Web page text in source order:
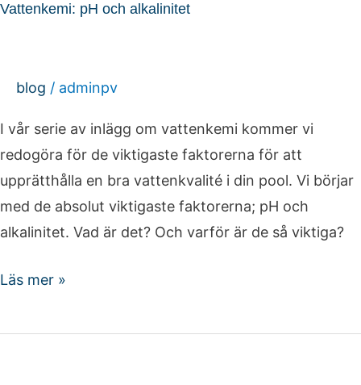
Vattenkemi: pH och alkalinitet
blog / adminpv
I vår serie av inlägg om vattenkemi kommer vi
redogöra för de viktigaste faktorerna för att
upprätthålla en bra vattenkvalité i din pool. Vi börjar
med de absolut viktigaste faktorerna; pH och
alkalinitet. Vad är det? Och varför är de så viktiga?
och
Läs mer »